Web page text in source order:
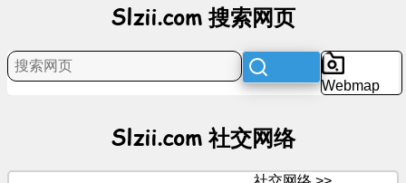
程
Slzii.com 搜索网页
Webmap
Slzii.com 社交网络